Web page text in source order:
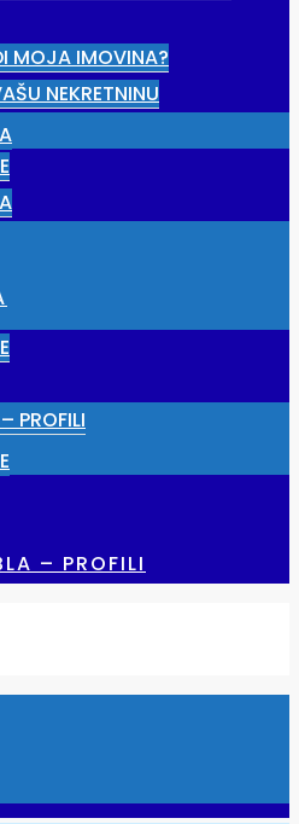
– PROFILI
MOJA IMOVINA?
NEKRETNINU
PROFILI